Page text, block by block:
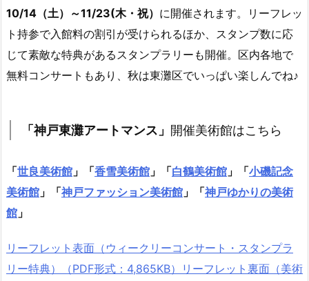
10/14（土）～11/23(木・祝） に開催されます。リーフレッ
ト持参で入館料の割引が受けられるほか、スタンプ数に応
じて素敵な特典があるスタンプラリーも開催。区内各地で
無料コンサートもあり、秋は東灘区でいっぱい楽しんでね♪
「神戸東灘アートマンス」 開催美術館はこちら
「世良美術館 」「香雪美術館 」「白鶴美術館 」「小磯記念
美術館 」「神戸ファッション美術館 」「神戸ゆかりの美術
館 」
リーフレット表面（ウィークリーコンサート・スタンプラ
リー特典）（PDF形式：4,865KB）
リーフレット裏面（美術